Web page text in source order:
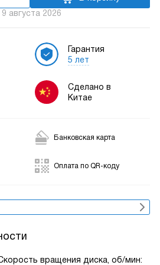
9 августа 2026
Гарантия
5 лет
Сделано в
Китае
Банковская карта
Оплата по QR-коду
вращения диска, об/мин: